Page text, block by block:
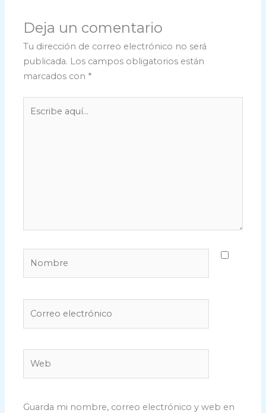
Deja un comentario
Tu dirección de correo electrónico no será
publicada. Los campos obligatorios están
marcados con *
Guarda mi nombre, correo electrónico y web en